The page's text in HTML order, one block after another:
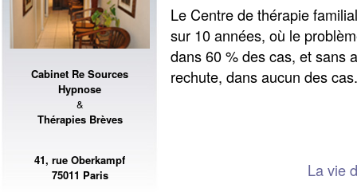
Cabinet Re Sources
Hypnose
&
Thérapies Brèves
41, rue Oberkampf
75011 Paris
Le Centre de thérapie
sur 10 années, où le
dans 60 % des cas, et sans
rechute, dans aucun des cas.
La vie